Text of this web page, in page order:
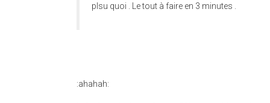
plsu quoi . Le tout à faire en 3 minutes .
:ahahah: